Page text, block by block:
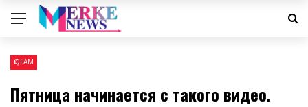
ҚОҒАМ
Пятница начинается с такого видео.